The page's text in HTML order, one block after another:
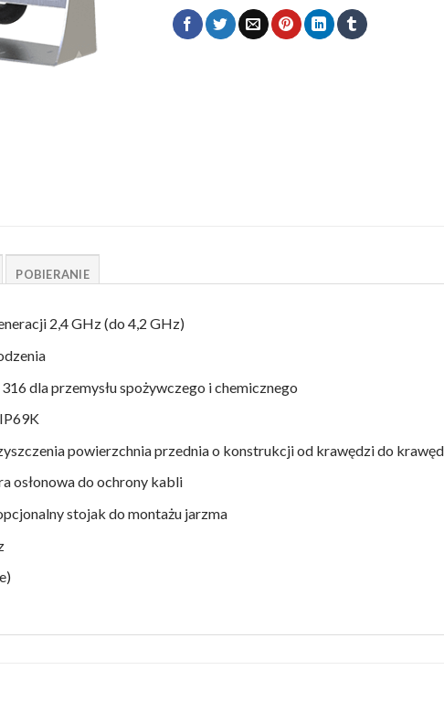
POBIERANIE
2,4 GHz (do 4,2 GHz)
dla przemysłu spożywczego i chemicznego
powierzchnia przednia o konstrukcji od krawędzi do
osłonowa do ochrony kabli
stojak do montażu jarzma